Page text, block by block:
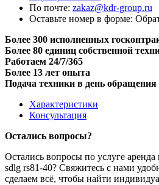
По почте: zakaz@kdr-group.ru
Оставьте номер в форме:
Более 300 исполненных
Более 80 единиц собственной
Работаем 24/7/365
Более 13 лет опыта
Подача техники в день обращения
Характеристики
Консультация
Остались вопросы?
Остались вопросы по услуге аренда
sdlg rs81-40? Свяжитесь с нами
сделаем всё, чтобы найти